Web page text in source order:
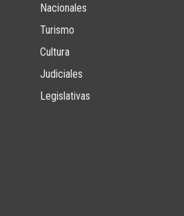
Nacionales
Turismo
Cultura
Judiciales
Legislativas